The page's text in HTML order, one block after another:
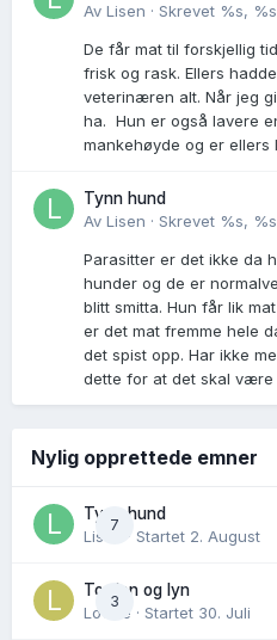
Av Lisen · Skrevet %s, %s
De får mat til forskjellig
frisk og rask. Ellers
veterinæren alt. Når jeg
ha. Hun er også lavere
mankehøyde og er ellers
Tynn hund
Av Lisen · Skrevet %s, %s
Parasitter er det ikke da
hunder og de er
blitt smitta. Hun får lik
er det mat fremme hele
det spist opp. Har ikke
dette for at det skal være
Nylig opprettede emner
7
Tynn hund
Lisen
· Startet 2. August
3
Torden og lyn
Lovise · Startet 30. Juli